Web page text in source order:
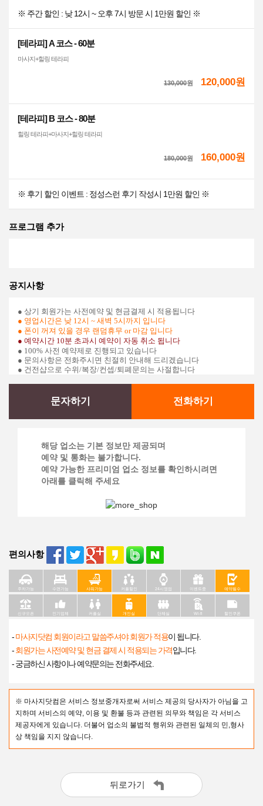
※ 주간 할인 : 낮 12시 ~ 오후 7시 방문 시 1만원 할인 ※
[테라피] A 코스 - 60분
마사지+힐링 테라피
130,000원 120,000원
[테라피] B 코스 - 80분
힐링 테라피+마사지+힐링 테라피
180,000원 160,000원
※ 후기 할인 이벤트 : 정성스런 후기 작성시 1만원 할인 ※
프로그램 추가
공지사항
● 상기 회원가는 사전예약 및 현금결제 시 적용됩니다
● 영업시간은 낮 12시 ~ 새벽 5시​까지 입니다
● 폰이 꺼져 있을 경우 랜덤휴무 or 마감 입니다
● 예약시간 10분 초과시 예약이 자동 취소 됩니다
● 100% 사전 예약제로 진행되고 있습니다
● 문의사항은 전화주시면 친절히 안내해 드리겠습니다
● 건전샵으로 수위/복장/컨셉/퇴폐문의는 사절합니다
문자하기 전화하기
해당 업소는 기본 정보만 제공되며
예약 및 통화는 불가합니다.
예약 가능한 프리미엄 업소 정보를 확인하시려면
아래를 클릭해 주세요
편의사항
주차가능 수면가능 샤워가능 커플할인 24시영업 이벤트중 예약필수
신규오픈 인기업체 커플실 개인실 단체실 Wi-fi 할인쿠폰
-마사지닷컴 회원이라고 말씀주셔야 회원가 적용이 됩니다.
-회원가는 사전예약 및 현금 결제 시 적용되는 가격입니다.
- 궁금하신 사항이나 예약문의는 전화주세요.
※ 마사지닷컴은 서비스 정보중개자로써 서비스 제공의 당사자가 아님을 고
지하며 서비스의 예약, 이용 및 환불 등과 관련된 의무와 책임은 각 서비스
제공자에게 있습니다. 더불어 업소의 불법적 행위와 관련된 일체의 민,형사
상 책임을 지지 않습니다.
뒤로가기